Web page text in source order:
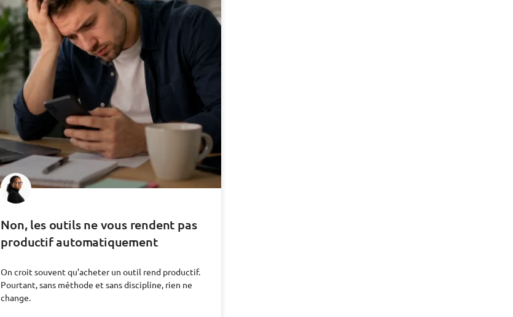
Non, les outils ne vous rendent pas
productif automatiquement
On croit souvent qu’acheter un outil rend productif.
Pourtant, sans méthode et sans discipline, rien ne
change.